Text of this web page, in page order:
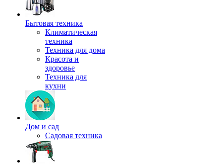
Бытовая техника
Климатическая
техника
Техника для дома
Красота и
здоровье
Техника для
кухни
Дом и сад
Садовая техника